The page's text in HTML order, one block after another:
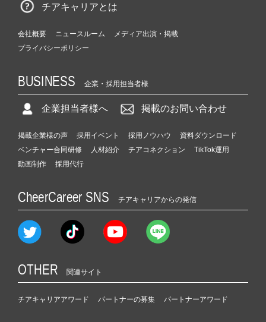
チアキャリアとは
会社概要 ニュースルーム
メディア出演・掲載
プライバシーポリシー
BUSINESS 企業・採用担当者様
企業担当者様へ 掲載のお問い合わせ
掲載企業様の声 採用イベント 採用ノウハウ
資料ダウンロード
ベンチャー合同研修
人材紹介 チアコネクション
TikTok運用
動画制作
採用代行
CheerCareer SNS チアキャリアからの発信
OTHER 関連サイト
チアキャリアアワード パートナーの募集 パートナーアワード